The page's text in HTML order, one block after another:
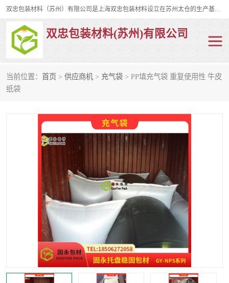
双忠包装材料（苏州）有限公司是上海双忠包装材料设立在苏州太仓的生产基地，占地约2万平米，产品主要有打孔缠绕膜，拉伸蜂窝纸，集装箱充气袋，滑托板，打包带，裹包网兜，防滑纸等箱体和托盘的运输和保护性包材。固永包材®，GooYon Pack®，是我们保护性包装材料的专属品牌。
双忠包装材料(苏州)有限公司
当前位置： 首页 > 供应商机 > 充气袋 > PP填充气袋 重复使用性 牛皮
纸袋打孔缠绕膜
裹包网兜 纤维打包带
充气袋
缠绕膜
托盘裹包网兜
托盘捆绑带